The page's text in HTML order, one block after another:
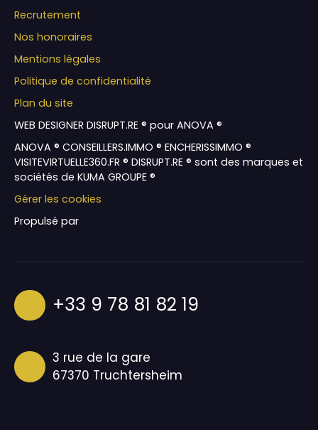
Recrutement
Nos honoraires
Mentions légales
Politique de confidentialité
Plan du site
WEB DESIGNER DISRUPT.RE ® pour ANOVA ®
ANOVA ® CONSEILLERS.IMMO ® ENCHERISSIMMO ®
VISITEVIRTUELLE360.FR ® DISRUPT.RE ® sont des marques et
sociétés de KUMA GROUPE ®
Gérer les cookies
Propulsé par
+33 9 78 81 82 19
3 rue de la gare
67370 Truchtersheim